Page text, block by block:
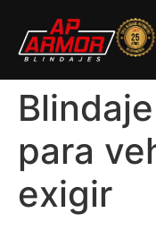
para
exigir